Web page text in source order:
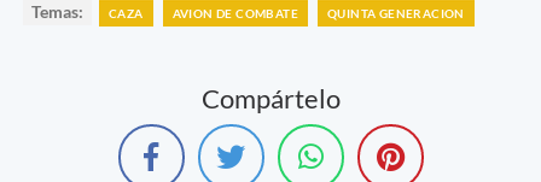
Temas: CAZA AVION DE COMBATE QUINTA GENERACION
Compártelo